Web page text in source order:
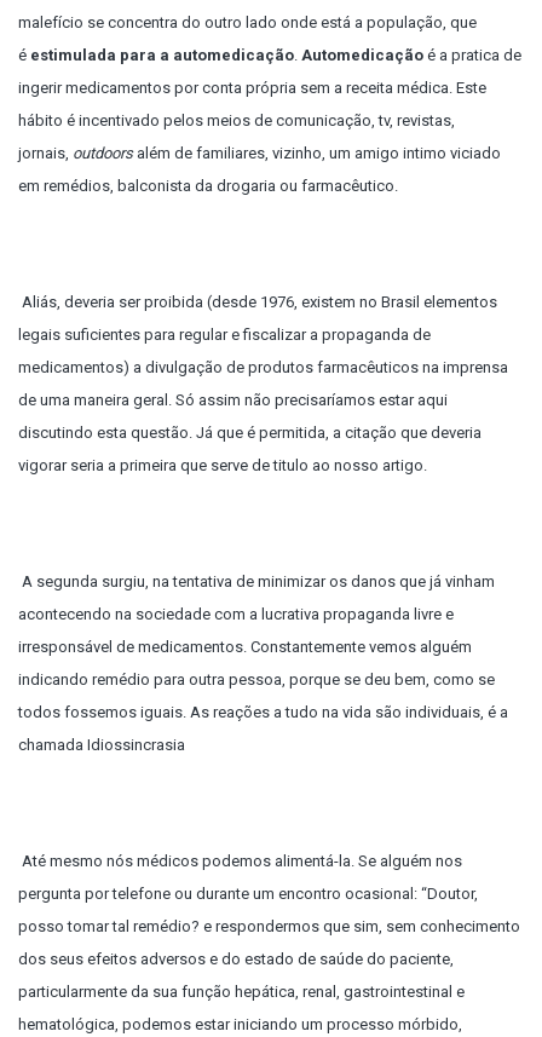
malefício se concentra do outro lado onde está a população, que
é estimulada para a automedicação Automedicação é a pratica de
ingerir medicamentos por conta própria sem a receita médica. Este
hábito é incentivado pelos meios de comunicação, tv, revistas,
jornais, outdoors além de familiares, vizinho, um amigo intimo viciado
em remédios, balconista da drogaria ou farmacêutico.
Aliás, deveria ser proibida (desde 1976, existem no Brasil elementos
legais suficientes para regular e fiscalizar a propaganda de
medicamentos) a divulgação de produtos farmacêuticos na imprensa
de uma maneira geral. Só assim não precisaríamos estar aqui
discutindo esta questão. Já que é permitida, a citação que deveria
vigorar seria a primeira que serve de titulo ao nosso artigo.
A segunda surgiu, na tentativa de minimizar os danos que já vinham
acontecendo na sociedade com a lucrativa propaganda livre e
irresponsável de medicamentos. Constantemente vemos alguém
indicando remédio para outra pessoa, porque se deu bem, como se
todos fossemos iguais. As reações a tudo na vida são individuais, é a
chamada Idiossincrasia
Até mesmo nós médicos podemos alimentá-la. Se alguém nos
pergunta por telefone ou durante um encontro ocasional: “Doutor,
posso tomar tal remédio? e respondermos que sim, sem conhecimento
dos seus efeitos adversos e do estado de saúde do paciente,
particularmente da sua função hepática, renal, gastrointestinal e
hematológica, podemos estar iniciando um processo mórbido,